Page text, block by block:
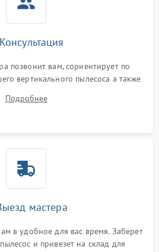
позвонит вам, сориентирует по
вертикального пылесоса а также
Подробнее
мастера
в удобное для вас время. Заберет
и привезет на склад для